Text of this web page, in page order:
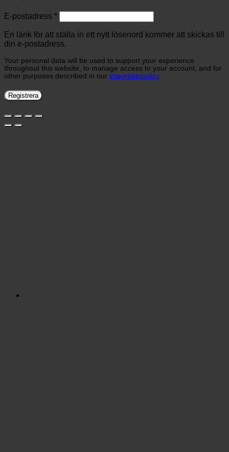
E-postadress *Obligatoriskt
En länk för att ställa in ett nytt lösenord kommer att skickas till
din e-postadress.
Your personal data will be used to support your experience
throughout this website, to manage access to your account, and for
other purposes described in our integritetspolicy.
Registrera